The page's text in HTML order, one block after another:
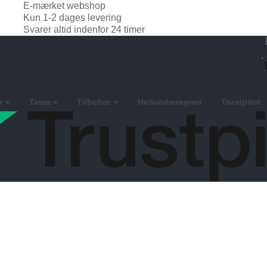
E-mærket webshop
Kun 1-2 dages levering
Svarer altid indenfor 24 timer
Tema Tilbehør Heliumberegner Trustpilot